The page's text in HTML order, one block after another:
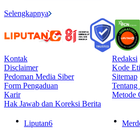
Selengkapnya
Kontak
Redaksi
Disclaimer
Kode
Pedoman Media Siber
Sitemap
Form Pengaduan
Tentang
Karir
Metode
Hak Jawab dan Koreksi Berita
Liputan6